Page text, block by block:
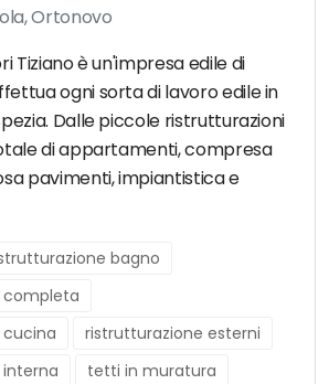
Ortonovo
Tiziano è un'impresa edile di
ogni sorta di lavoro edile in
Dalle piccole ristrutturazioni
di appartamenti, compresa
pavimenti, impiantistica e
bagno
completa
ristrutturazione esterni
tetti in muratura